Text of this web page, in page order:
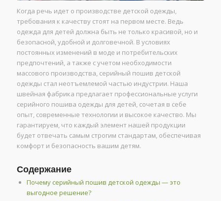
Когда речь идет о производстве детской одежды,
требования к качеству стоят на первом месте. Ведь
одежда для детей должна быть не только красивой, но и
безопасной, удобной и долговечной. В условиях
постоянных изменений в моде и потребительских
предпочтений, а также с учетом необходимости
массового производства, серийный пошив детской
одежды стал неотъемлемой частью индустрии. Наша
швейная фабрика предлагает профессиональные услуги
серийного пошива одежды для детей, сочетая в себе
опыт, современные технологии и высокое качество. Мы
гарантируем, что каждый элемент нашей продукции
будет отвечать самым строгим стандартам, обеспечивая
комфорт и безопасность вашим детям.
Содержание
Почему серийный пошив детской одежды — это
выгодное решение?